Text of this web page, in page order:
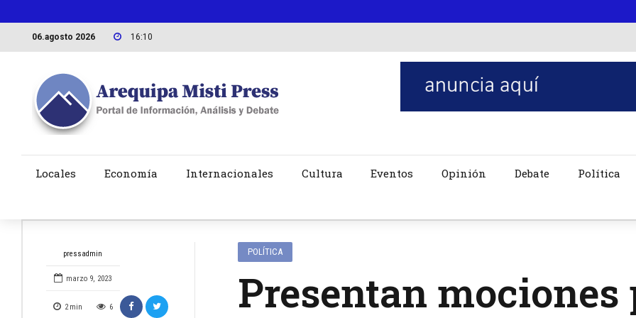
06.agosto 2026 16:11
Locales Economía Internacionales Cultura Eventos Opinión Debate Política
pressadmin
marzo 9, 2023
2 min 6
POLÍTICA
Presentan mociones